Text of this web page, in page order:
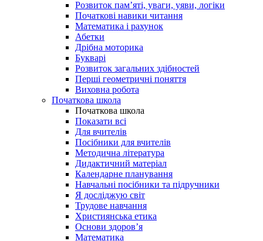
Розвиток пам’яті, уваги, уяви, логіки
Початкові навики читання
Математика і рахунок
Абетки
Дрібна моторика
Букварі
Розвиток загальних здібностей
Перші геометричні поняття
Виховна робота
Початкова школа
Початкова школа
Показати всі
Для вчителів
Посібники для вчителів
Методична література
Дидактичний матеріал
Календарне планування
Навчальні посібники та підручники
Я досліджую світ
Трудове навчання
Християнська етика
Основи здоров’я
Математика